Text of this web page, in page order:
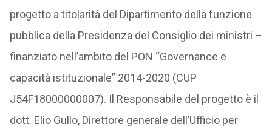
progetto a titolarità del Dipartimento della funzione
pubblica della Presidenza del Consiglio dei ministri –
finanziato nell’ambito del PON “Governance e
capacità istituzionale” 2014-2020 (CUP
J54F18000000007). Il Responsabile del progetto è il
dott. Elio Gullo, Direttore generale dell’Ufficio per